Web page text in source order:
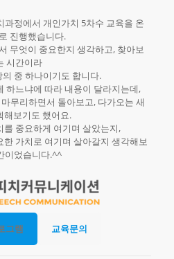
정에서 개인가치 5차수 교육을 온
진행했습니다.
무엇이 중요한지 생각하고, 찾아보
시간이라
중 하나이기도 합니다.
하느냐에 따라 내용이 달라지는데,
무리하면서 돌아보고, 다가오는 새
해보기도 했어요.
를 중요하게 여기며 살았는지,
가치로 여기며 살아갈지 생각해보
이었습니다.^^
그램 교육문의